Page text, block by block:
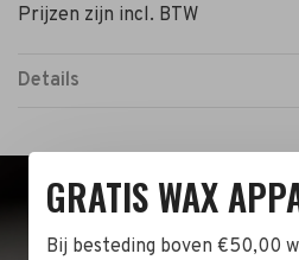
Prijzen zijn incl. BTW
Details
BEZOEK DE
GRATIS WAX
Bij besteding boven €50,00